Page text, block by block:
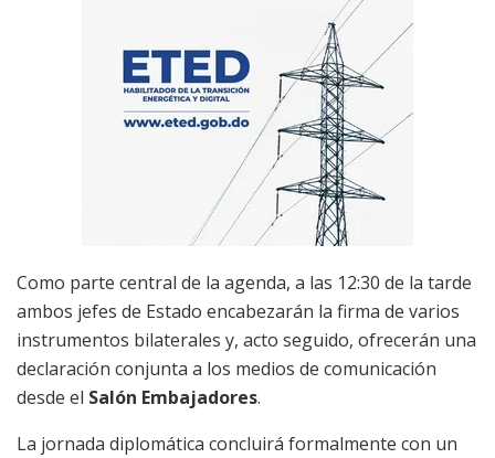
Como parte central de la agenda, a las 12:30 de la tarde
ambos jefes de Estado encabezarán la firma de varios
instrumentos bilaterales y, acto seguido, ofrecerán una
declaración conjunta a los medios de comunicación
desde el Salón Embajadores.
La jornada diplomática concluirá formalmente con un